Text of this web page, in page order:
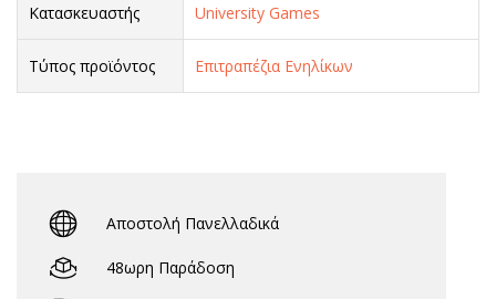
Κατασκευαστής University Games
Τύπος προϊόντος Επιτραπέζια Ενηλίκων
Αποστολή Πανελλαδικά
48ωρη Παράδοση